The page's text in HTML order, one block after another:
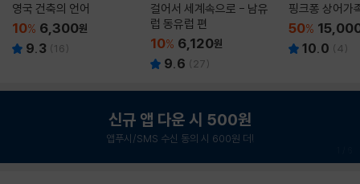
영국 건축의 언어
10% 6,300원
9.3 (16)
걸어서 세계속으로 - 남유
럽 동유럽 편
10% 6,120원
9.6 ( 27)
핑크퐁 상어가
50%
10.0 (4)
신규 앱 다운 시 500원
앱푸시/SMS 수신 동의 시 600원 더!